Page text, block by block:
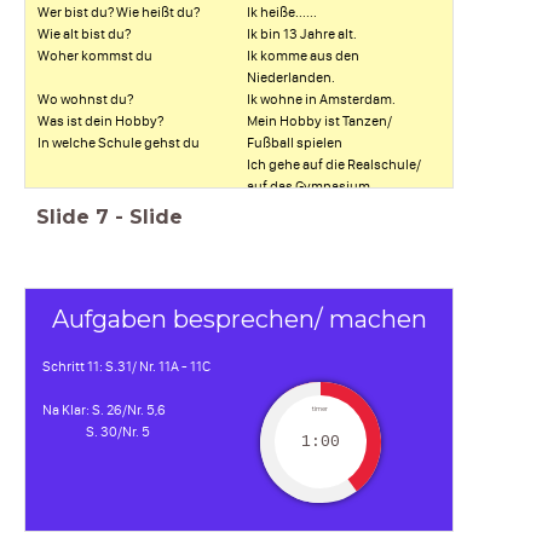
Wer bist du? Wie heißt du?
Wie alt bist du?
Woher kommst du
Wo wohnst du?
Was ist dein Hobby?
In welche Schule gehst du
Ik heiße......
Ik bin 13 Jahre alt.
Ik komme aus den
Niederlanden.
Ik wohne in Amsterdam.
Mein Hobby ist Tanzen/
Fußball spielen
Ich gehe auf die Realschule/
auf das Gymnasium
Slide 7 - Slide
Aufgaben besprechen/ machen
Schritt 11: S.31/ Nr. 11A - 11C
Na Klar: S. 26/Nr. 5,6
S. 30/Nr. 5
timer
1:00